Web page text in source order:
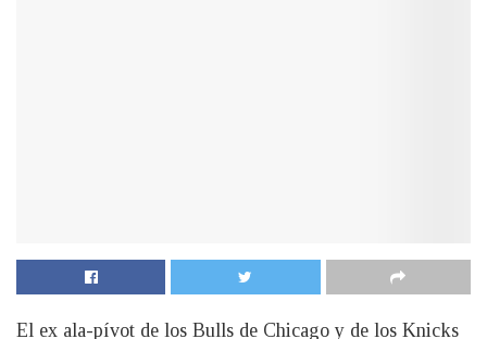
El ex ala-pívot de los Bulls de Chicago y de los Knicks